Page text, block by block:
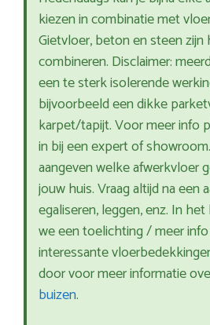
kiezen in combinatie met
Gietvloer, beton en steen
combineren. Disclaimer:
een te sterk isolerende
bijvoorbeeld een dikke
karpet/tapijt. Voor meer info
in bij een expert of
aangeven welke afwerkvloer
jouw huis. Vraag altijd na een
egaliseren, leggen, enz. In
we een toelichting / meer
interessante
door voor meer informatie
buizen.